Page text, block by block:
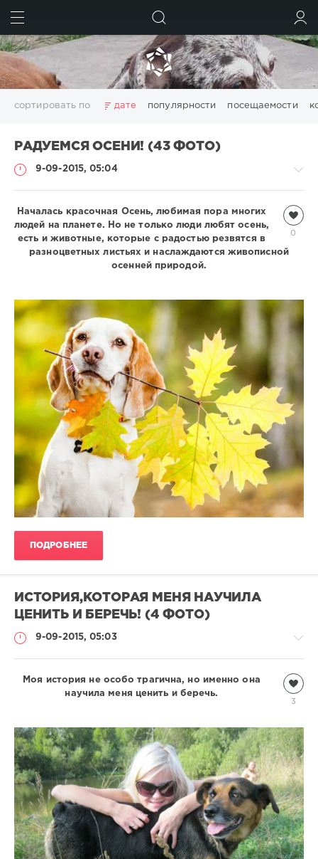
сортировать по дате популярности посещаемости
РАДУЕМСЯ ОСЕНИ! (43 ФОТО)
9-09-2015, 05:04
Всякая
всячина
Natalja
0
Началась красочная Осень, любимая пора многих
людей на планете. Но не только люди любят осень,
есть и животные, которые с радостью резвятся в
разноцветных листьях и наслаждаются живописной
осенней природой.
ПОДРОБНЕЕ
ИСТОРИЯ,КОТОРАЯ МЕНЯ НАУЧИЛА
ЦЕНИТЬ И БЕРЕЧЬ! (4 ФОТО)
9-09-2015, 05:03
Присланное
Natalja
957
0
3
Моя история не особо трагична, но именно она
научила меня ценить и беречь.